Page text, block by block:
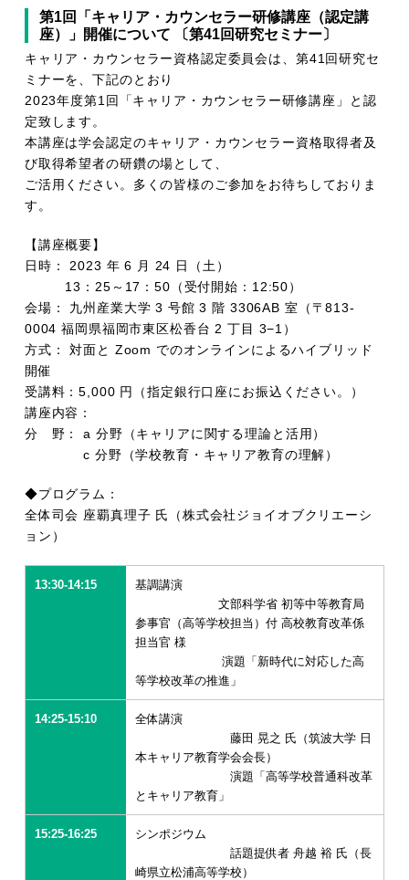
第1回「キャリア・カウンセラー研修講座（認定講
座）」開催について 〔第41回研究セミナー〕
キャリア・カウンセラー資格認定委員会は、第41回研究セ
ミナーを、下記のとおり
2023年度第1回「キャリア・カウンセラー研修講座」と認
定致します。
本講座は学会認定のキャリア・カウンセラー資格取得者及
び取得希望者の研鑽の場として、
ご活用ください。多くの皆様のご参加をお待ちしておりま
す。
【講座概要】
日時： 2023 年 6 月 24 日（土）
13：25～17：50（受付開始：12:50）
会場： 九州産業大学 3 号館 3 階 3306AB 室（〒813-
0004 福岡県福岡市東区松香台 2 丁目 3−1）
方式： 対面と Zoom でのオンラインによるハイブリッド
開催
受講料：5,000 円（指定銀行口座にお振込ください。）
講座内容：
分 野： a 分野（キャリアに関する理論と活用）
c 分野（学校教育・キャリア教育の理解）
◆プログラム：
全体司会 座覇真理子 氏（株式会社ジョイオブクリエーシ
ョン）
13:30-14:15
基調講演
文部科学省 初等中等教育局
参事官（高等学校担当）付 高校教育改革係
担当官 様
演題「新時代に対応した高
等学校改革の推進」
14:25-15:10
全体講演
藤田 晃之 氏（筑波大学 日
本キャリア教育学会会長）
演題「高等学校普通科改革
とキャリア教育」
15:25-16:25
シンポジウム
話題提供者 舟越 裕 氏（長
崎県立松浦高等学校）